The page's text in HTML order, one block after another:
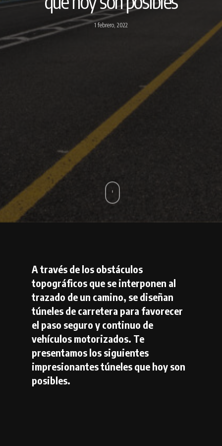
1 febrero, 2022
A través de los obstáculos
topográficos que se interponen al
trazado de un camino, se diseñan
túneles de carretera para favorecer
el paso seguro y continuo de
vehículos motorizados. Te
presentamos los siguientes
impresionantes túneles que hoy son
posibles.